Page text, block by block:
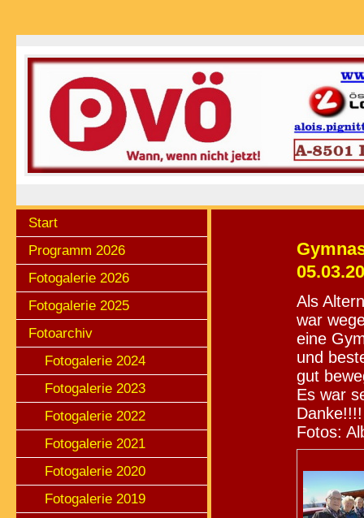
Start
Programm 2026
Fotogalerie 2026
Fotogalerie 2025
Fotoarchiv
Fotogalerie 2024
Fotogalerie 2023
Fotogalerie 2022
Fotogalerie 2021
Fotogalerie 2020
Fotogalerie 2019
Als
war
eine
und
gut
Es war
Danke!!!!
Fotos: